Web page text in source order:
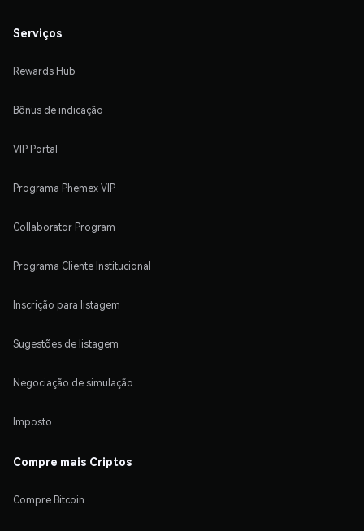
Serviços
Rewards Hub
Bônus de indicação
VIP Portal
Programa Phemex VIP
Collaborator Program
Programa Cliente Institucional
Inscrição para listagem
Sugestões de listagem
Negociação de simulação
Imposto
Compre mais Criptos
Compre Bitcoin